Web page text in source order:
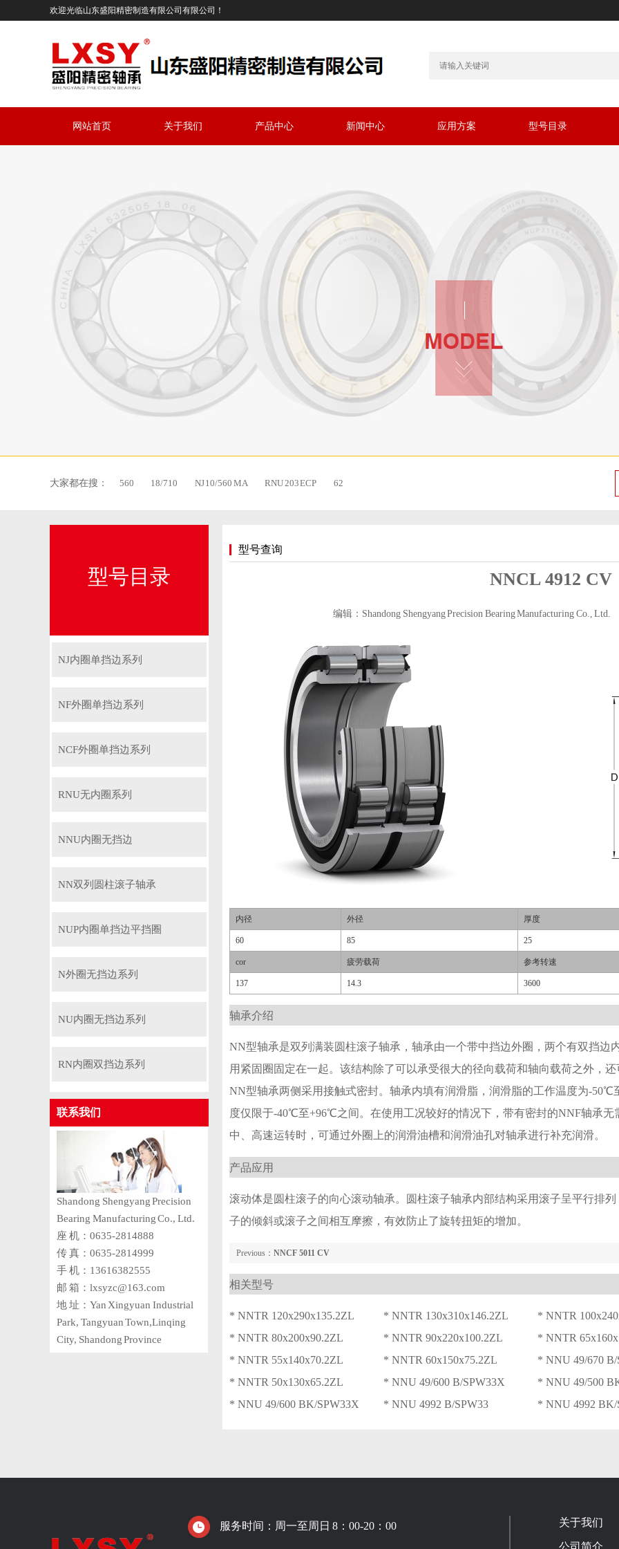
欢迎光临山东盛阳精密制造有限公司有限公司！
网站首页 关于我们 产品中心 新闻中心 应用方案 型号目录
大家都在搜： 560 18/710 NJ 10/560 MA RNU 203 ECP 62
型号目录
NJ内圈单挡边系列
NF外圈单挡边系列
NCF外圈单挡边系列
RNU无内圈系列
NNU内圈无挡边
NN双列圆柱滚子轴承
NUP内圈单挡边平挡圈
N外圈无挡边系列
NU内圈无挡边系列
RN内圈双挡边系列
联系我们
Shandong Shengyang Precision
Bearing Manufacturing Co., Ltd.
座 机：0635-2814888
传 真：0635-2814999
手 机：13616382555
邮 箱：lxsyzc@163.com
地 址：Yan Xingyuan Industrial
Park, Tangyuan Town,Linqing
City, Shandong Province
型号查询
NNCL 4912 CV
编辑：Shandong Shengyang Precision Bearing Manufacturing Co., Ltd.
内径 外径 厚度
60 85 25
cor 疲劳载荷 参考转速
137 14.3 3600
轴承介绍
NN型轴承是双列满装圆柱滚子轴承，轴承由一个带中挡边外圈，两个有双挡边
用紧固圈固定在一起。该结构除了可以承受很大的径向载荷和轴向载荷之外，
NN型轴承两侧采用接触式密封。轴承内填有润滑脂，润滑脂的工作温度为-
度仅限于-40℃至+96℃之间。在使用工况较好的情况下，带有密封的NNF轴承
中、高速运转时，可通过外圈上的润滑油槽和润滑油孔对轴承进行补充润滑。
产品应用
滚动体是圆柱滚子的向心滚动轴承。圆柱滚子轴承内部结构采用滚子呈平行排
子的倾斜或滚子之间相互摩擦，有效防止了旋转扭矩的增加。
Previous： NNCF 5011 CV
相关型号
* NNTR 120x290x135.2ZL * NNTR 130x310x146.2ZL
* NNTR
* NNTR 80x200x90.2ZL
* NNTR 90x220x100.2ZL
* NNTR
* NNTR 55x140x70.2ZL
* NNTR 60x150x75.2ZL
* NNU 49/670
* NNTR 50x130x65.2ZL
* NNU 49/600 B/SPW33X
* NNU 49/500
* NNU 49/600 BK/SPW33X
* NNU 4992 B/SPW33 * NNU 4992 BK/
服务时间：周一至周日 8：00-20：00 关于我们
公司简介